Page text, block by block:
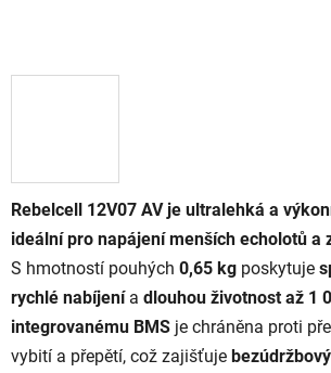
Rebelcell 12V07 AV je ultralehká a
ideální pro napájení menších echolotů a
S hmotností pouhých 0,65 kg poskytuje
rychlé nabíjenía dlouhou životnost až 1
integrovanému BMS je chráněna proti
vybití a přepětí, což zajišťuje